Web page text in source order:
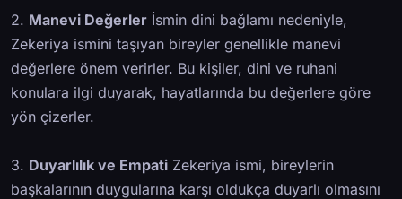
2. Manevi Değerler İsmin dini bağlamı nedeniyle,
Zekeriya ismini taşıyan bireyler genellikle manevi
değerlere önem verirler. Bu kişiler, dini ve ruhani
konulara ilgi duyarak, hayatlarında bu değerlere göre
yön çizerler.
3. Duyarlılık ve Empati Zekeriya ismi, bireylerin
başkalarının duygularına karşı oldukça duyarlı olmasını